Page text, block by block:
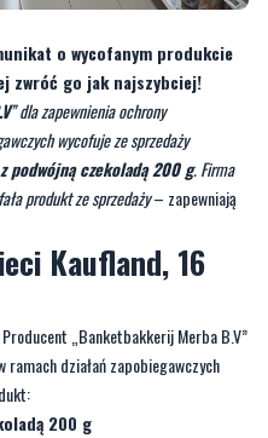
ZDJĘCIE POGLĄDOWE PIXABAY
o wycofanym produkcie
zwróć go jak najszybciej!
” dla zapewnienia ochrony
wycofuje ze sprzedaży
podwójną czekoladą 200 g. Firma
produkt ze sprzedaży
– zapewniają
Kaufland, 16
„Banketbakkerij Merba B.V”